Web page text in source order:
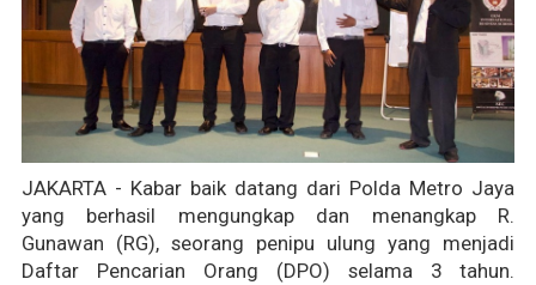
JAKARTA - Kabar baik datang dari Polda Metro Jaya
yang berhasil mengungkap dan menangkap R.
Gunawan (RG), seorang penipu ulung yang menjadi
Daftar Pencarian Orang (DPO) selama 3 tahun.